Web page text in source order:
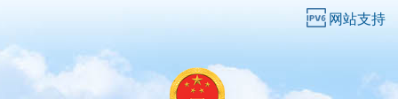
网站支持